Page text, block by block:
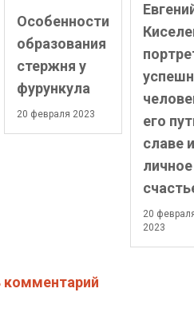
Особенности
образования
стержня у
фурункула
20 февраля 2023
его
славе и
личное
20
2023
комментарий